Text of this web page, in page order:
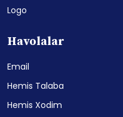
Logo
Havolalar
Email
Hemis Talaba
Hemis Xodim